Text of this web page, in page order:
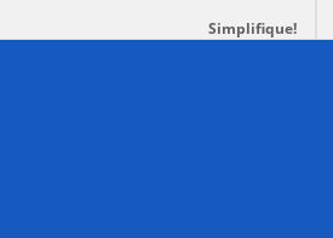
Simplifique!